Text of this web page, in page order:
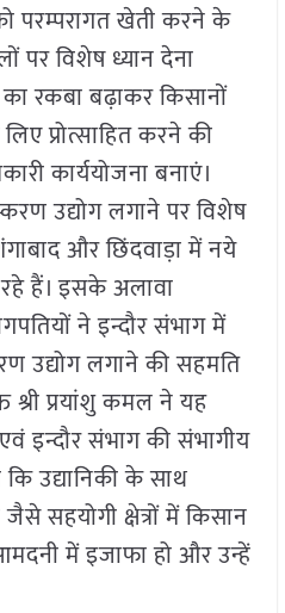
परम्परागत खेती करने के
पर विशेष ध्यान देना
रकबा बढ़ाकर किसानों
प्रोत्साहित करने की
कार्ययोजना बनाएं।
उद्योग लगाने पर विशेष
और छिंदवाड़ा में नये
हैं। इसके अलावा
ने इन्दौर संभाग में
उद्योग लगाने की सहमति
श्री प्रयांशु कमल ने यह
इन्दौर संभाग की संभागीय
उद्यानिकी के साथ
सहयोगी क्षेत्रों में किसान
में इजाफा हो और उन्हें